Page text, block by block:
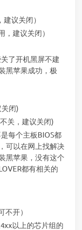
议关闭）
建议关闭）
了开机黑屏不建
黑苹果成功，极
闭)
关，建议关闭)
是每个主板BIOS都
可以在网上找解决
黑苹果，没有这个
都有相关的
不开）
以上的芯片组的